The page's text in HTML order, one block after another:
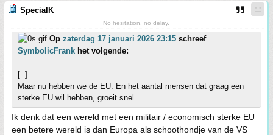
SpecialK
No hesitation, no delay.
Op zaterdag 17 januari 2026 23:15 schreef
SymbolicFrank het volgende:
[..]
Maar nu hebben we de EU. En het aantal mensen dat graag een
sterke EU wil hebben, groeit snel.
Ik denk dat een wereld met een militair / economisch sterke EU
een betere wereld is dan Europa als schoothondje van de VS